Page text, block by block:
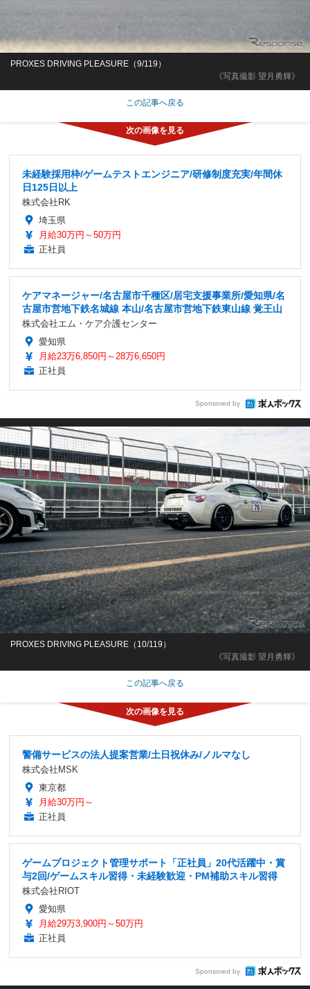
《写真撮影 望月勇輝》
PROXES DRIVING PLEASURE（9/119）
この記事へ戻る
未経験採用枠/ゲームテストエンジニア/研修制度充実/年間休
日125日以上
株式会社RK
埼玉県
月給30万円～50万円
正社員
ケアマネージャー/名古屋市千種区/居宅支援事業所/愛知県/名
古屋市営地下鉄名城線 本山/名古屋市営地下鉄東山線 覚王山
株式会社エム・ケア介護センター
愛知県
月給23万6,850円～28万6,650円
正社員
Sponsored by
《写真撮影 望月勇輝》
PROXES DRIVING PLEASURE（10/119）
この記事へ戻る
警備サービスの法人提案営業/土日祝休み/ノルマなし
株式会社MSK
東京都
月給30万円～
正社員
ゲームプロジェクト管理サポート「正社員」20代活躍中・賞
与2回/ゲームスキル習得・未経験歓迎・PM補助スキル習得
株式会社RIOT
愛知県
月給29万3,900円～50万円
正社員
Sponsored by